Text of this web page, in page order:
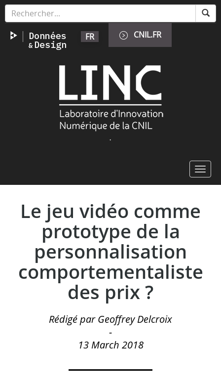
Skip
content
FR CNIL.FR
.
Le jeu vidéo comme
prototype de la
personnalisation
comportementaliste
des prix ?
Rédigé par Geoffrey Delcroix
-
13 March 2018
Cookies management panel